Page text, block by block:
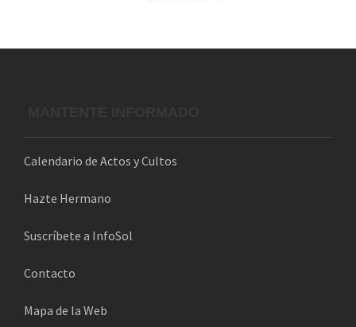
Calendario de Actos y Cultos
Hazte Hermano
Suscríbete a InfoSol
Contacto
Mapa de la Web